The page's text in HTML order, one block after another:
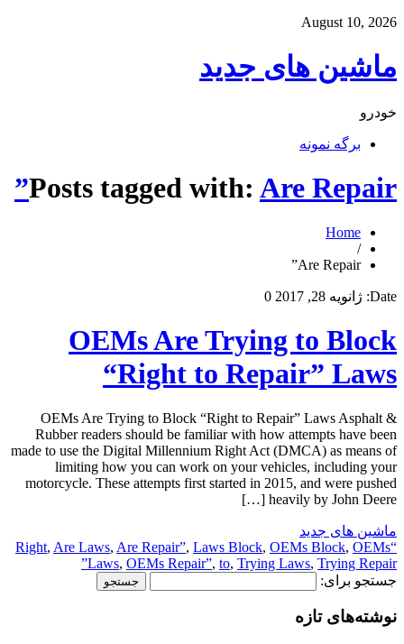
August 10, 2026
ماشین های جدید
خودرو
برگه نمونه
Posts tagged with: Are Repair”
Home
/
Are Repair”
Date: ژانویه 28, 2017 0
OEMs Are Trying to Block
“Right to Repair” Laws
OEMs Are Trying to Block “Right to Repair” Laws Asphalt &
Rubber readers should be familiar with how attempts have been
made to use the Digital Millennium Right Act (DMCA) as means of
limiting how you can work on your vehicles, including your
motorcycle. These attempts first started in 2015, and were pushed
heavily by John Deere […]
ماشین های جدید
“Right
, Are Laws, Are Repair”, Laws Block, OEMs Block, OEMs
Laws, OEMs Repair”, to, Trying Laws, Trying Repair”
جستجو برای:
نوشته‌های تازه